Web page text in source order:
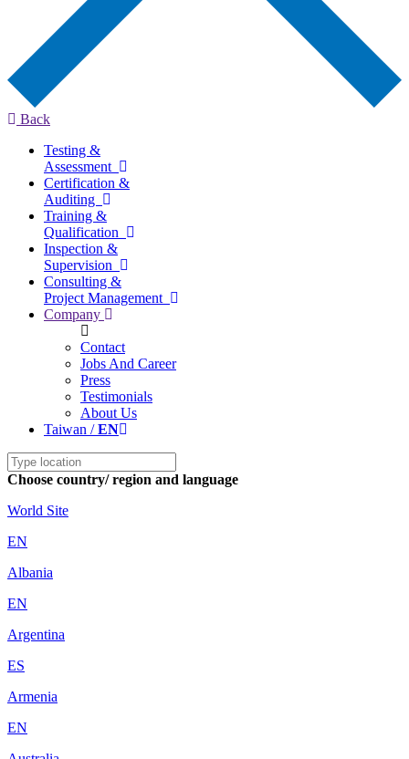
Back
Testing &
Assessment
Certification &
Auditing
Training &
Qualification
Inspection &
Supervision
Consulting &
Project Management
Company
Contact
Jobs And Career
Press
Testimonials
About Us
Taiwan /EN
Choose country/ region and language
World Site
EN
Albania
EN
Argentina
ES
Armenia
EN